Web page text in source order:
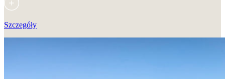
Szczegóły